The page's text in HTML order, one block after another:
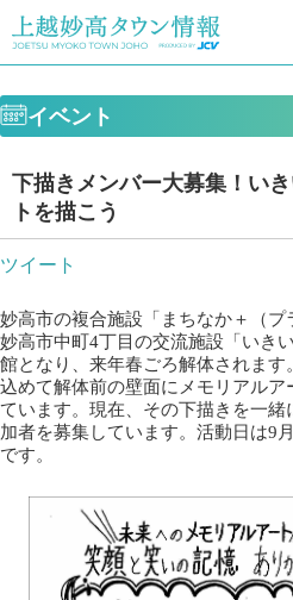
イベント
下描きメンバー大募集！い
トを描こう
ツイート
妙高市の複合施設「まちなか＋（プ
妙高市中町4丁目の交流施設「いき
館となり、来年春ごろ解体されま
込めて解体前の壁面にメモリアルア
ています。現在、その下描きを一
加者を募集しています。活動日は9
です。